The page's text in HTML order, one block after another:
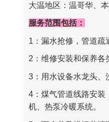
大温地区：温哥华、
服务范围包括：
1‍： 漏水抢修，管道疏
2‍： 维修安装和保养各
3‍： 用水设备水龙头、
4‍： 煤气管道线路安装
机、热泵冷暖系统。